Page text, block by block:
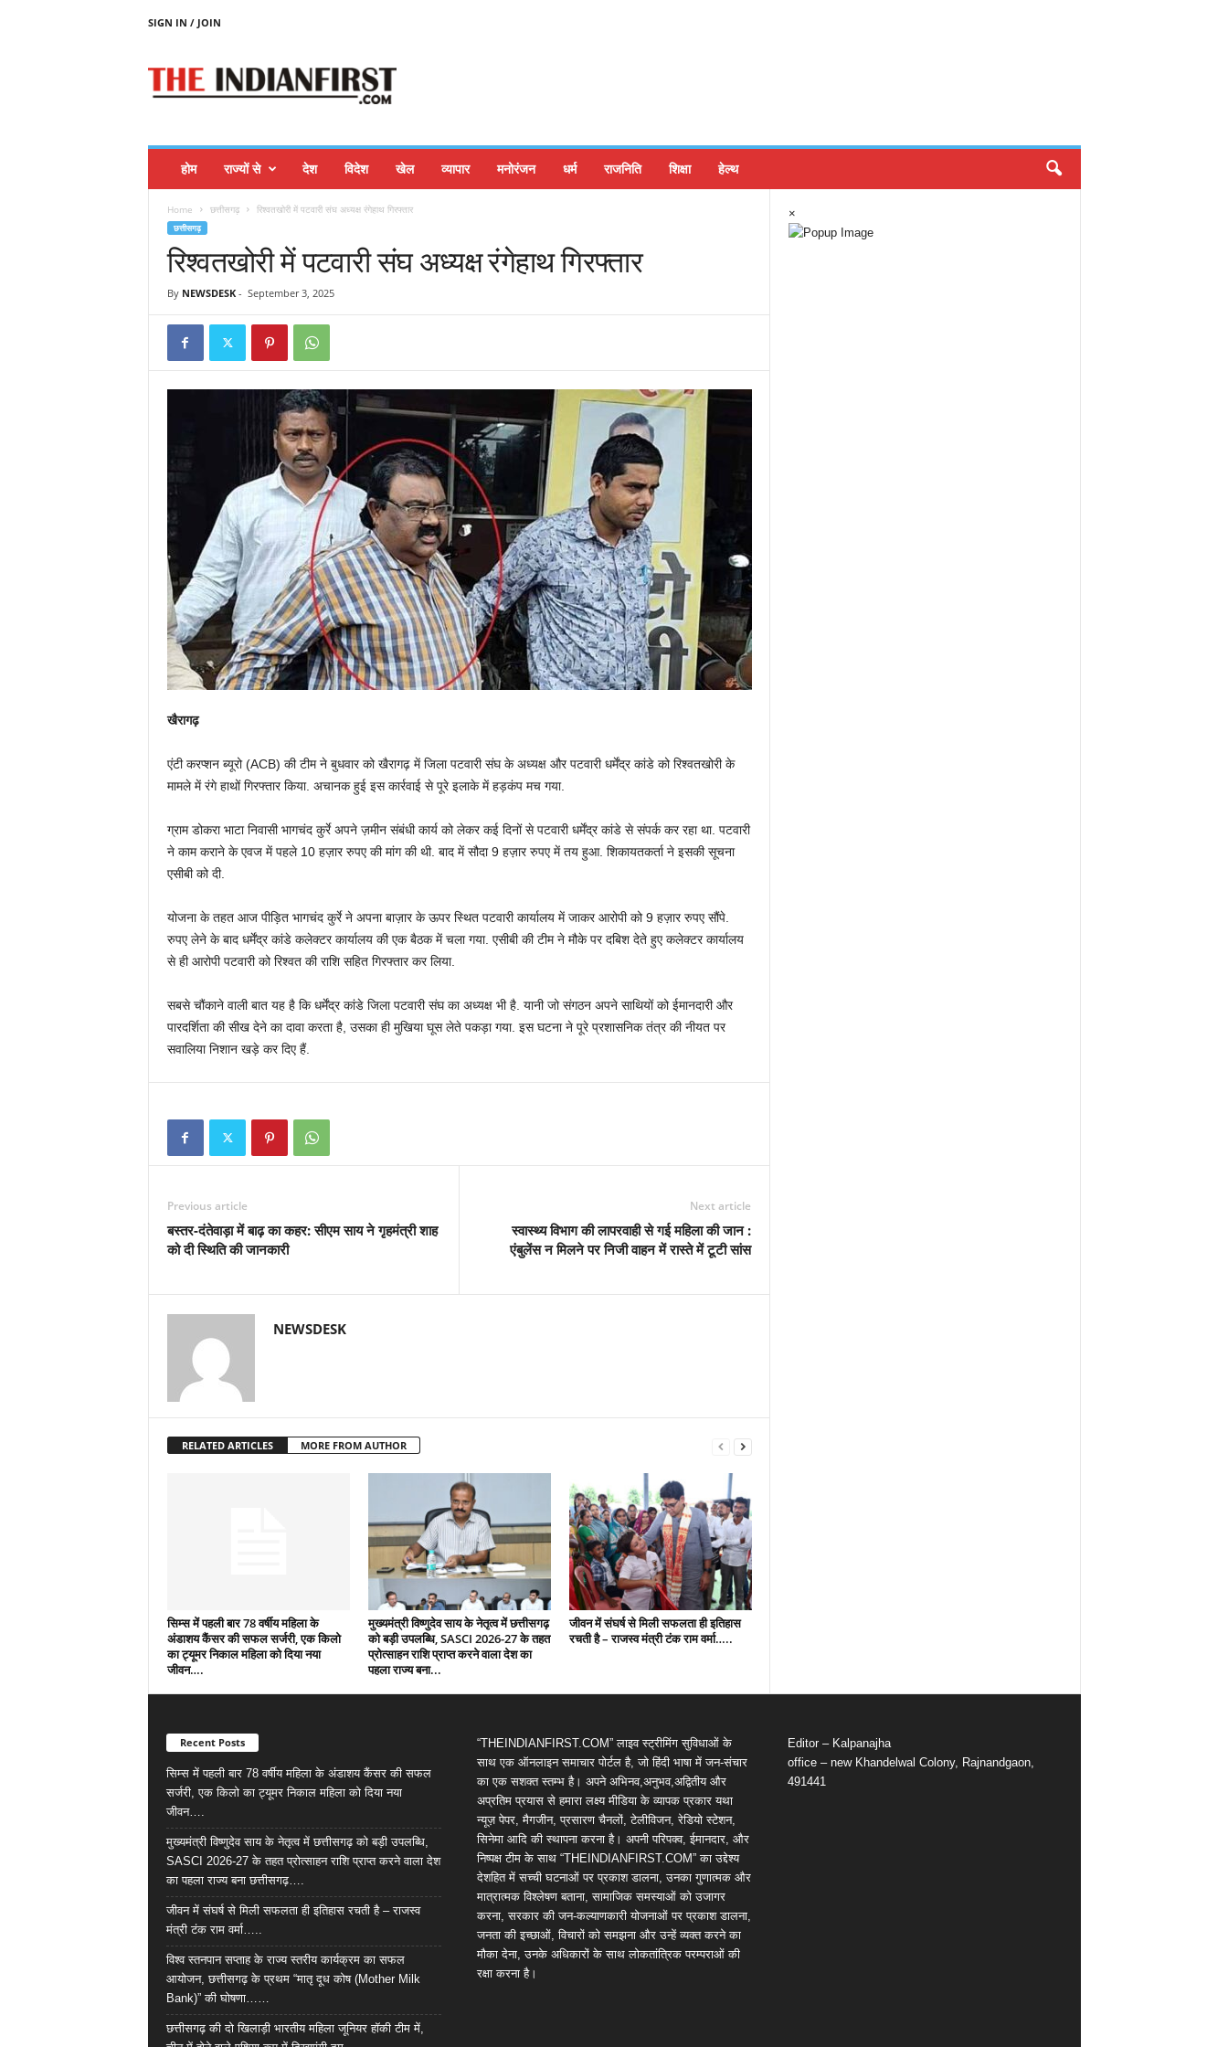
SIGN IN / JOIN
होम राज्यों से देश विदेश खेल व्यापार मनोरंजन धर्म राजनिति शिक्षा हेल्थ
Home छत्तीसगढ़ रिश्वतखोरी में पटवारी संघ अध्यक्ष रंगेहाथ गिरफ्तार
छत्तीसगढ़
रिश्वतखोरी में पटवारी संघ अध्यक्ष रंगेहाथ गिरफ्तार
By NEWSDESK- September 3, 2025
खैरागढ़
एंटी करप्शन ब्यूरो (ACB) की टीम ने बुधवार को खैरागढ़ में जिला पटवारी संघ के अध्यक्ष और पटवारी धर्मेंद्र कांडे को रिश्वतखोरी के
मामले में रंगे हाथों गिरफ्तार किया. अचानक हुई इस कार्रवाई से पूरे इलाके में हड़कंप मच गया.
ग्राम डोकरा भाटा निवासी भागचंद कुर्रे अपने ज़मीन संबंधी कार्य को लेकर कई दिनों से पटवारी धर्मेंद्र कांडे से संपर्क कर रहा था. पटवारी
ने काम कराने के एवज में पहले 10 हज़ार रुपए की मांग की थी. बाद में सौदा 9 हज़ार रुपए में तय हुआ. शिकायतकर्ता ने इसकी सूचना
एसीबी को दी.
योजना के तहत आज पीड़ित भागचंद कुर्रे ने अपना बाज़ार के ऊपर स्थित पटवारी कार्यालय में जाकर आरोपी को 9 हज़ार रुपए सौंपे.
रुपए लेने के बाद धर्मेंद्र कांडे कलेक्टर कार्यालय की एक बैठक में चला गया. एसीबी की टीम ने मौके पर दबिश देते हुए कलेक्टर कार्यालय
से ही आरोपी पटवारी को रिश्वत की राशि सहित गिरफ्तार कर लिया.
सबसे चौंकाने वाली बात यह है कि धर्मेंद्र कांडे जिला पटवारी संघ का अध्यक्ष भी है. यानी जो संगठन अपने साथियों को ईमानदारी और
पारदर्शिता की सीख देने का दावा करता है, उसका ही मुखिया घूस लेते पकड़ा गया. इस घटना ने पूरे प्रशासनिक तंत्र की नीयत पर
सवालिया निशान खड़े कर दिए हैं.
Previous article
बस्तर-दंतेवाड़ा में बाढ़ का कहर: सीएम साय ने गृहमंत्री शाह
को दी स्थिति की जानकारी
Next article
स्वास्थ्य विभाग की लापरवाही से गई महिला की जान :
एंबुलेंस न मिलने पर निजी वाहन में रास्ते में टूटी सांस
NEWSDESK
RELATED ARTICLES MORE FROM AUTHOR
सिम्स में पहली बार 78 वर्षीय महिला के
अंडाशय कैंसर की सफल सर्जरी, एक किलो
का ट्यूमर निकाल महिला को दिया नया
जीवन….
मुख्यमंत्री विष्णुदेव साय के नेतृत्व में छत्तीसगढ़
को बड़ी उपलब्धि, SASCI 2026-27 के तहत
प्रोत्साहन राशि प्राप्त करने वाला देश का
पहला राज्य बना...
जीवन में संघर्ष से मिली सफलता ही इतिहास
रचती है – राजस्व मंत्री टंक राम वर्मा…..
×
Recent Posts
सिम्स में पहली बार 78 वर्षीय महिला के अंडाशय कैंसर की सफल
सर्जरी, एक किलो का ट्यूमर निकाल महिला को दिया नया
जीवन….
मुख्यमंत्री विष्णुदेव साय के नेतृत्व में छत्तीसगढ़ को बड़ी उपलब्धि,
SASCI 2026-27 के तहत प्रोत्साहन राशि प्राप्त करने वाला देश
का पहला राज्य बना छत्तीसगढ़….
जीवन में संघर्ष से मिली सफलता ही इतिहास रचती है – राजस्व
मंत्री टंक राम वर्मा…..
विश्व स्तनपान सप्ताह के राज्य स्तरीय कार्यक्रम का सफल
आयोजन, छत्तीसगढ़ के प्रथम “मातृ दूध कोष (Mother Milk
Bank)” की घोषणा……
छत्तीसगढ़ की दो खिलाड़ी भारतीय महिला जूनियर हॉकी टीम में,
“THEINDIANFIRST.COM” लाइव स्ट्रीमिंग सुविधाओं के
साथ एक ऑनलाइन समाचार पोर्टल है, जो हिंदी भाषा में जन-संचार
का एक सशक्त स्तम्भ है। अपने अभिनव,अनुभव,अद्वितीय और
अप्रतिम प्रयास से हमारा लक्ष्य मीडिया के व्यापक प्रकार यथा
न्यूज़ पेपर, मैगजीन, प्रसारण चैनलों, टेलीविजन, रेडियो स्टेशन,
सिनेमा आदि की स्थापना करना है। अपनी परिपक्व, ईमानदार, और
निष्पक्ष टीम के साथ “THEINDIANFIRST.COM” का उद्देश्य
देशहित में सच्ची घटनाओं पर प्रकाश डालना, उनका गुणात्मक और
मात्रात्मक विश्लेषण बताना, सामाजिक समस्याओं को उजागर
करना, सरकार की जन-कल्याणकारी योजनाओं पर प्रकाश डालना,
जनता की इच्छाओं, विचारों को समझना और उन्हें व्यक्त करने का
मौका देना, उनके अधिकारों के साथ लोकतांत्रिक परम्पराओं की
रक्षा करना है।
Editor – Kalpanajha
office – new Khandelwal Colony, Rajnandgaon,
491441